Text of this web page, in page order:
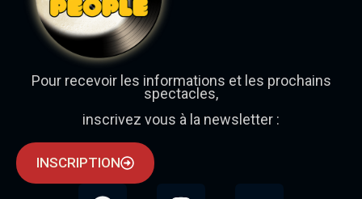
Pour recevoir les informations et les prochains
spectacles,
inscrivez vous à la newsletter :
INSCRIPTION